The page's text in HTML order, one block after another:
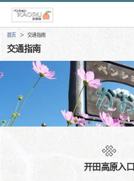
首页 交通指南
交通指南
开田高原入口